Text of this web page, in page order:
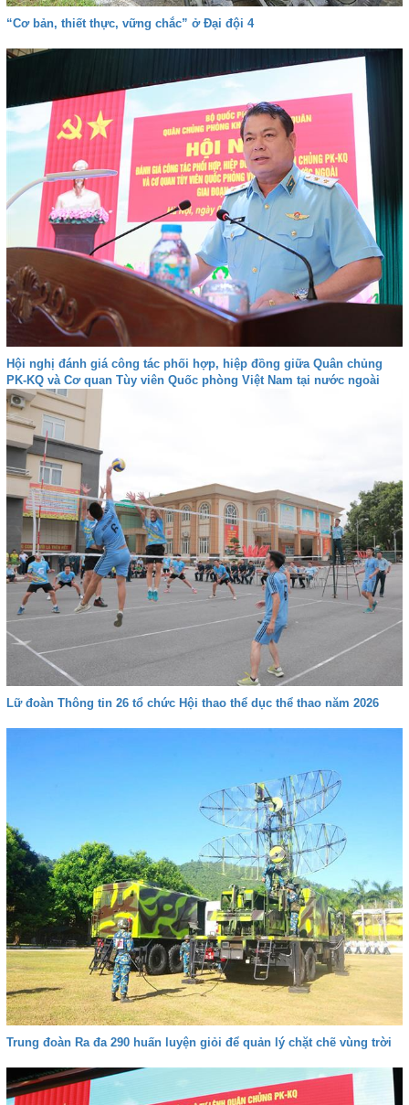
“Cơ bản, thiết thực, vững chắc” ở Đại đội 4
Hội nghị đánh giá công tác phối hợp, hiệp đồng giữa Quân chủng
PK-KQ và Cơ quan Tùy viên Quốc phòng Việt Nam tại nước ngoài
Lữ đoàn Thông tin 26 tổ chức Hội thao thể dục thể thao năm 2026
Trung đoàn Ra đa 290 huấn luyện giỏi để quản lý chặt chẽ vùng trời